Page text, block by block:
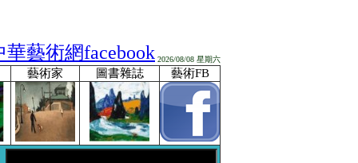
2026/08/08 星期六
藝術家 圖書雜誌 藝術FB